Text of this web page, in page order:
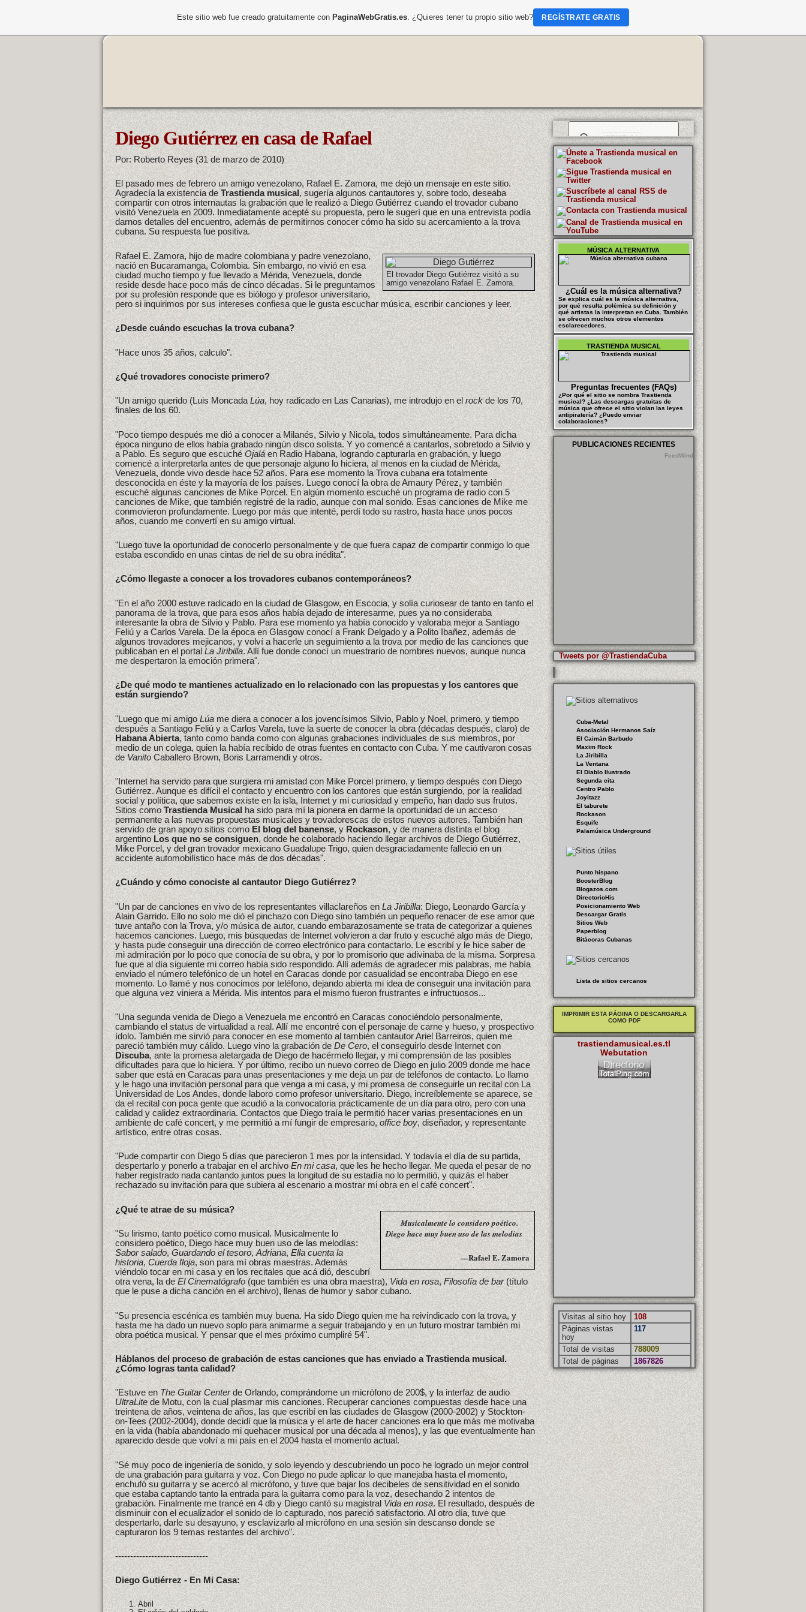
Diego Gutiérrez en casa de Rafael
Por: Roberto Reyes (31 de marzo de 2010)
El pasado mes de febrero un amigo venezolano, Rafael E. Zamora, me dejó un mensaje en este sitio.
Agradecía la existencia deTrastienda musical, sugería algunos cantautores y, sobre todo, deseaba
compartir con otros internautas la grabación que le realizó a Diego Gutiérrez cuando el trovador cubano
visitó Venezuela en 2009. Inmediatamente acepté su propuesta, pero le sugerí que en una entrevista podía
darnos detalles del encuentro, además de permitirnos conocer cómo ha sido su acercamiento a la trova
cubana. Su respuesta fue positiva.
El trovador Diego Gutiérrez visitó a su
amigo venezolano Rafael E. Zamora.
Rafael E. Zamora, hijo de madre colombiana y padre venezolano,
nació en Bucaramanga, Colombia. Sin embargo, no vivió en esa
ciudad mucho tiempo y fue llevado a Mérida, Venezuela, donde
reside desde hace poco más de cinco décadas. Si le preguntamos
por su profesión responde que es biólogo y profesor universitario,
pero si inquirimos por sus intereses confiesa que le gusta escuchar música, escribir canciones y leer.
¿Desde cuándo escuchas la trova cubana?
"Hace unos 35 años, calculo".
¿Qué trovadores conociste primero?
"Un amigo querido (Luis MoncadaLúa, hoy radicado en Las Canarias), me introdujo en el rock de los 70,
finales de los 60.
"Poco tiempo después me dió a conocer a Milanés, Silvio y Nicola, todos simultáneamente. Para dicha
época ninguno de ellos había grabado ningún disco solista. Y yo comencé a cantarlos, sobretodo a Silvio y
a Pablo. Es seguro que escuchéOjaláen Radio Habana, logrando capturarla en grabación, y luego
comencé a interpretarla antes de que personaje alguno lo hiciera, al menos en la ciudad de Mérida,
Venezuela, donde vivo desde hace 52 años. Para ese momento la Trova cubana era totalmente
desconocida en éste y la mayoría de los países. Luego conocí la obra de Amaury Pérez, y también
escuché algunas canciones de Mike Porcel. En algún momento escuché un programa de radio con 5
canciones de Mike, que también registré de la radio, aunque con mal sonido. Esas canciones de Mike me
conmovieron profundamente. Luego por más que intenté, perdí todo su rastro, hasta hace unos pocos
años, cuando me convertí en su amigo virtual.
"Luego tuve la oportunidad de conocerlo personalmente y de que fuera capaz de compartir conmigo lo que
estaba escondido en unas cintas de riel de su obra inédita".
¿Cómo llegaste a conocer a los trovadores cubanos contemporáneos?
"En el año 2000 estuve radicado en la ciudad de Glasgow, en Escocia, y solía curiosear de tanto en tanto el
panorama de la trova, que para esos años había dejado de interesarme, pues ya no consideraba
interesante la obra de Silvio y Pablo. Para ese momento ya había conocido y valoraba mejor a Santiago
Feliú y a Carlos Varela. De la época en Glasgow conocí a Frank Delgado y a Polito Ibañez, además de
algunos trovadores mejicanos, y volví a hacerle un seguimiento a la trova por medio de las canciones que
publicaban en el portalLa Jiribilla. Allí fue donde conocí un muestrario de nombres nuevos, aunque nunca
me despertaron la emoción primera".
¿De qué modo te mantienes actualizado en lo relacionado con las propuestas y los cantores que
están surgiendo?
"Luego que mi amigoLúame diera a conocer a los jovencísimos Silvio, Pablo y Noel, primero, y tiempo
después a Santiago Feliú y a Carlos Varela, tuve la suerte de conocer la obra (décadas después, claro) de
Habana Abierta, tanto como banda como con algunas grabaciones individuales de sus miembros, por
medio de un colega, quien la había recibido de otras fuentes en contacto con Cuba. Y me cautivaron cosas
deVanitoCaballero Brown, Boris Larramendi y otros.
"Internet ha servido para que surgiera mi amistad con Mike Porcel primero, y tiempo después con Diego
Gutiérrez. Aunque es difícil el contacto y encuentro con los cantores que están surgiendo, por la realidad
social y política, que sabemos existe en la isla, Internet y mi curiosidad y empeño, han dado sus frutos.
Sitios comoTrastienda Musicalha sido para mí la pionera en darme la oportunidad de un acceso
permanente a las nuevas propuestas musicales y trovadorescas de estos nuevos autores. También han
servido de gran apoyo sitios comoEl blog del banense, y Rockason, y de manera distinta el blog
argentinoLos que no se consiguen, donde he colaborado haciendo llegar archivos de Diego Gutiérrez,
Mike Porcel, y del gran trovador mexicano Guadalupe Trigo, quien desgraciadamente falleció en un
accidente automobilístico hace más de dos décadas".
¿Cuándo y cómo conociste al cantautor Diego Gutiérrez?
"Un par de canciones en vivo de los representantes villaclareños enLa Jiribilla: Diego, Leonardo García y
Alain Garrido. Ello no solo me dió el pinchazo con Diego sino también un pequeño renacer de ese amor que
tuve antaño con la Trova, y/o música de autor, cuando embarazosamente se trata de categorizar a quienes
hacemos canciones. Luego, mis búsquedas de Internet volvieron a dar fruto y escuché algo más de Diego,
y hasta pude conseguir una dirección de correo electrónico para contactarlo. Le escribí y le hice saber de
mi admiración por lo poco que conocía de su obra, y por lo promisorio que adivinaba de la misma. Sorpresa
fue que al día siguiente mi correo había sido respondido. Allí además de agradecer mis palabras, me había
enviado el número telefónico de un hotel en Caracas donde por casualidad se encontraba Diego en ese
momento. Lo llamé y nos conocimos por teléfono, dejando abierta mi idea de conseguir una invitación para
que alguna vez viniera a Mérida. Mis intentos para el mismo fueron frustrantes e infructuosos...
"Una segunda venida de Diego a Venezuela me encontró en Caracas conociéndolo personalmente,
cambiando el status de virtualidad a real. Allí me encontré con el personaje de carne y hueso, y prospectivo
ídolo. También me sirvió para conocer en ese momento al también cantautor Ariel Barreiros, quien me
pareció también muy cálido. Luego vino la grabación deDe Cero, el conseguirlo desde Internet con
Discuba, ante la promesa aletargada de Diego de hacérmelo llegar, y mi comprensión de las posibles
dificultades para que lo hiciera. Y por último, recibo un nuevo correo de Diego en julio 2009 donde me hace
saber que está en Caracas para unas presentaciones y me deja un par de teléfonos de contacto. Lo llamo
y le hago una invitación personal para que venga a mi casa, y mi promesa de conseguirle un recital con La
Universidad de Los Andes, donde laboro como profesor universitario. Diego, increíblemente se aparece, se
da el recital con poca gente que acudió a la convocatoria prácticamente de un día para otro, pero con una
calidad y calidez extraordinaria. Contactos que Diego traía le permitió hacer varias presentaciones en un
ambiente de café concert, y me permitió a mí fungir de empresario,office boy, diseñador, y representante
artístico, entre otras cosas.
"Pude compartir con Diego 5 días que parecieron 1 mes por la intensidad. Y todavía el día de su partida,
despertarlo y ponerlo a trabajar en el archivoEn mi casa, que les he hecho llegar. Me queda el pesar de no
haber registrado nada cantando juntos pues la longitud de su estadía no lo permitió, y quizás el haber
rechazado su invitación para que subiera al escenario a mostrar mi obra en el café concert".
Musicalmente lo considero poético.
Diego hace muy buen uso de las melodías
—Rafael E. Zamora
¿Qué te atrae de su música?
"Su lirismo, tanto poético como musical. Musicalmente lo
considero poético, Diego hace muy buen uso de las melodías:
Sabor salado,Guardando el tesoro,Adriana,Ella cuenta la
historia, Cuerda floja, son para mí obras maestras. Además
viéndolo tocar en mi casa y en los recitales que acá dió, descubrí
otra vena, la deEl Cinematógrafo(que también es una obra maestra),Vida en rosa,Filosofía de bar(título
que le puse a dicha canción en el archivo), llenas de humor y sabor cubano.
"Su presencia escénica es también muy buena. Ha sido Diego quien me ha reivindicado con la trova, y
hasta me ha dado un nuevo soplo para animarme a seguir trabajando y en un futuro mostrar también mi
obra poética musical. Y pensar que el mes próximo cumpliré 54".
Háblanos del proceso de grabación de estas canciones que has enviado a Trastienda musical.
¿Cómo logras tanta calidad?
"Estuve enThe Guitar Centerde Orlando, comprándome un micrófono de 200$, y la interfaz de audio
UltraLitede Motu, con la cual plasmar mis canciones. Recuperar canciones compuestas desde hace una
treintena de años, veintena de años, las que escribí en las ciudades de Glasgow (2000-2002) y Stockton-
on-Tees (2002-2004), donde decidí que la música y el arte de hacer canciones era lo que más me motivaba
en la vida (había abandonado mi quehacer musical por una década al menos), y las que eventualmente han
aparecido desde que volví a mi país en el 2004 hasta el momento actual.
"Sé muy poco de ingeniería de sonido, y solo leyendo y descubriendo un poco he logrado un mejor control
de una grabación para guitarra y voz. Con Diego no pude aplicar lo que manejaba hasta el momento,
enchufó su guitarra y se acercó al micrófono, y tuve que bajar los decibeles de sensitividad en el sonido
que estaba captando tanto la entrada para la guitarra como para la voz, desechando 2 intentos de
grabación. Finalmente me trancé en 4 db y Diego cantó su magistralVida en rosa. El resultado, después de
disminuir con el ecualizador el sonido de lo capturado, nos pareció satisfactorio. Al otro día, tuve que
despertarlo, darle su desayuno, y esclavizarlo al micrófono en una sesión sin descanso donde se
capturaron los 9 temas restantes del archivo".
-------------------------------
Diego Gutiérrez - En Mi Casa:
Abril
MÚSICA ALTERNATIVA
¿Cuál es la música alternativa?
Se explica cuál es la música alternativa,
por qué resulta polémica su definición y
qué artistas la interpretan en Cuba. También
se ofrecen muchos otros elementos
esclarecedores.
TRASTIENDA MUSICAL
Preguntas frecuentes (FAQs)
¿Por qué el sitio se nombra Trastienda
musical? ¿Las descargas gratuitas de
música que ofrece el sitio violan las leyes
antipiratería? ¿Puedo enviar
colaboraciones?
PUBLICACIONES RECIENTES
FeedWind
Tweets por @TrastiendaCuba
Cuba-Metal
Asociación Hermanos Saíz
El Caimán Barbudo
Maxim Rock
La Jiribilla
La Ventana
El Diablo Ilustrado
Segunda cita
Centro Pablo
Joyitazz
El taburete
Rockason
Esquife
Palamúsica Underground
Punto hispano
BoosterBlog
Blogazos.com
DirectorioHis
Posicionamiento Web
Descargar Gratis
Sitios Web
Paperblog
Bitácoras Cubanas
Lista de sitios cercanos
IMPRIMIR ESTA PÁGINA O DESCARGARLA
COMO PDF
trastiendamusical.es.tl
Webutation
Visitas al sitio hoy
108
Páginas vistas
hoy
117
Total de visitas
788009
Total de páginas
1867826
Este sitio web fue creado gratuitamente con PaginaWebGratis.es. ¿Quieres tener tu propio sitio web? REGÍSTRATE GRATIS